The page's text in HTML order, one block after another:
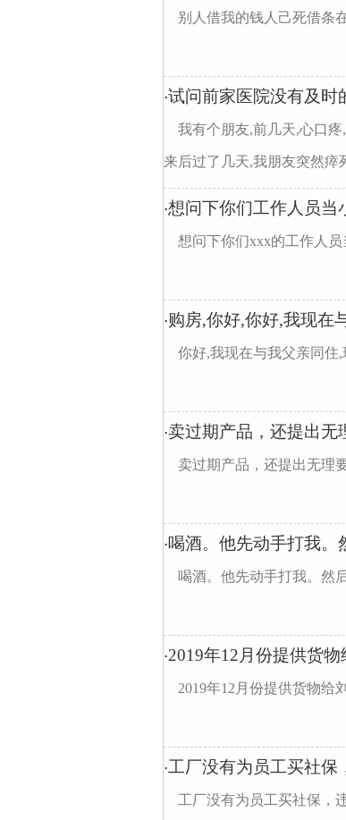
别人借我的钱人己死借条
·试问前家医院没有及时
我有个朋友,前几天,心口
来后过了几天,我朋友突然瘁
·想问下你们工作人员当
想问下你们xxx的工作人
·购房,你好,你好,我现在
你好,我现在与我父亲同住
·卖过期产品，还提出无
卖过期产品，还提出无理
·喝酒。他先动手打我。
喝酒。他先动手打我。然
·2019年12月份提供货
2019年12月份提供货物给
·工厂没有为员工买社保
工厂没有为员工买社保，